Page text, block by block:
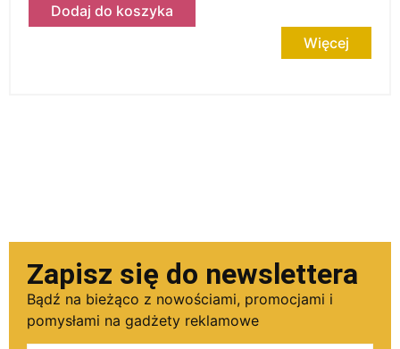
Dodaj do koszyka
Więcej
Zapisz się do newslettera
Bądź na bieżąco z nowościami, promocjami i
pomysłami na gadżety reklamowe